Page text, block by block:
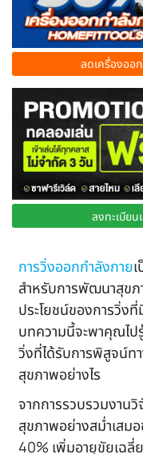
ลดเครื่องออ
ลงทะเบีย
การวิ่งออกกำลังกาย
สำหรับการพัฒนาสุข
ประโยชน์ของการวิ่ง
บทความนี้จะพาคุณไป
วิ่งที่ได้รับการพิสูจน์ท
สุขภาพอย่างไร
จากการรวบรวมงาน
สุขภาพอย่างสม่ำเสม
40% เพิ่มอายุขัยเฉ